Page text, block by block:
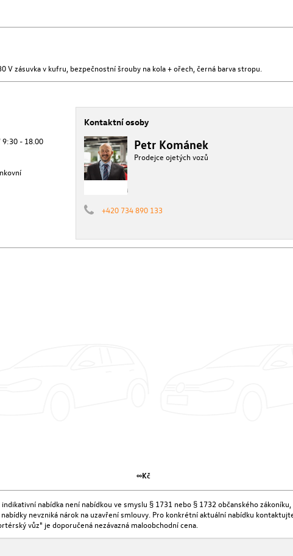
zásuvka v kufru, bezpečnostní šrouby na kola + ořech, černá barva stropu.
9:30 - 18.00
Kontaktní osoby
Petr Kománek
Prodejce ojetých vozů
+420 734 890 133
∞Kč
nabídka není nabídkou ve smyslu § 1731 nebo § 1732 občanského zákoníku,
nevzniká nárok na uzavření smlouvy. Pro konkrétní aktuální nabídku
vůz" je doporučená nezávazná maloobchodní cena.